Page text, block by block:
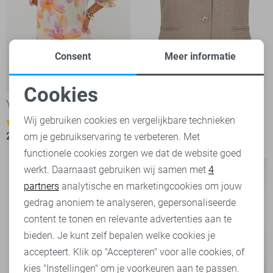
-50%
Ydence T-shirt
1
25,00 49,95
-50%
35,00 69,95
Noodzakelijke cookies
Personalisatie cookies
Analytische cookies
Marketing cookies
Consent Meer informatie
Cookies
Wij gebruiken cookies en vergelijkbare technieken
om je gebruikservaring te verbeteren. Met
functionele cookies zorgen we dat de website goed
werkt. Daarnaast gebruiken wij samen met 4
partners analytische en marketingcookies om jouw
gedrag anoniem te analyseren, gepersonaliseerde
content te tonen en relevante advertenties aan te
bieden. Je kunt zelf bepalen welke cookies je
accepteert. Klik op "Accepteren" voor alle cookies, of
kies "Instellingen" om je voorkeuren aan te passen.